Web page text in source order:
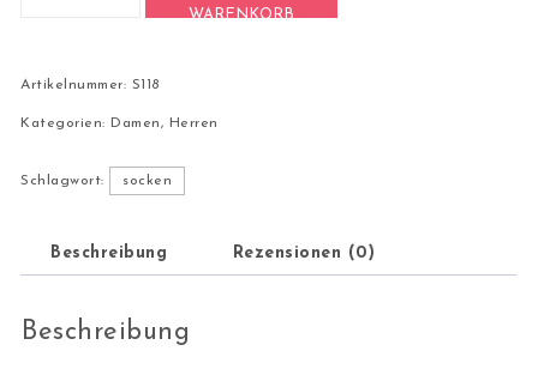
WARENKORB
Artikelnummer: S118
Kategorien: Damen, Herren
Schlagwort: socken
Beschreibung Rezensionen (0)
Beschreibung